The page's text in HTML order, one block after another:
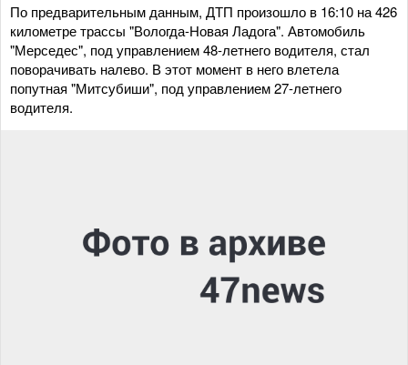
По предварительным данным, ДТП произошло в 16:10 на 426
километре трассы "Вологда-Новая Ладога". Автомобиль
"Мерседес", под управлением 48-летнего водителя, стал
поворачивать налево. В этот момент в него влетела
попутная "Митсубиши", под управлением 27-летнего
водителя.